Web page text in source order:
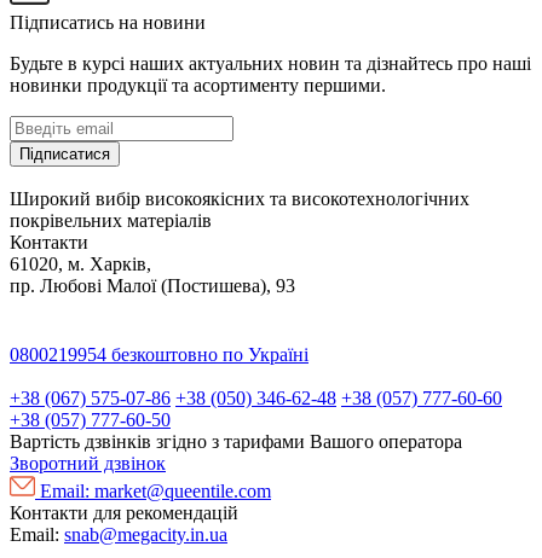
Підписатись на новини
Будьте в курсі наших актуальних новин та дізнайтесь про наші
новинки продукції та асортименту першими.
Підписатися
Широкий вибір високоякісних та високотехнологічних
покрівельних матеріалів
Контакти
61020, м. Харків,
пр. Любові Малої (Постишева), 93
0800219954 безкоштовно по Україні
+38 (067) 575-07-86 +38 (050) 346-62-48 +38 (057) 777-60-60
+38 (057) 777-60-50
Вартість дзвінків згідно з тарифами Вашого оператора
Зворотний дзвінок
Email: market@queentile.com
Контакти для рекомендацій
Email: snab@megacity.in.ua